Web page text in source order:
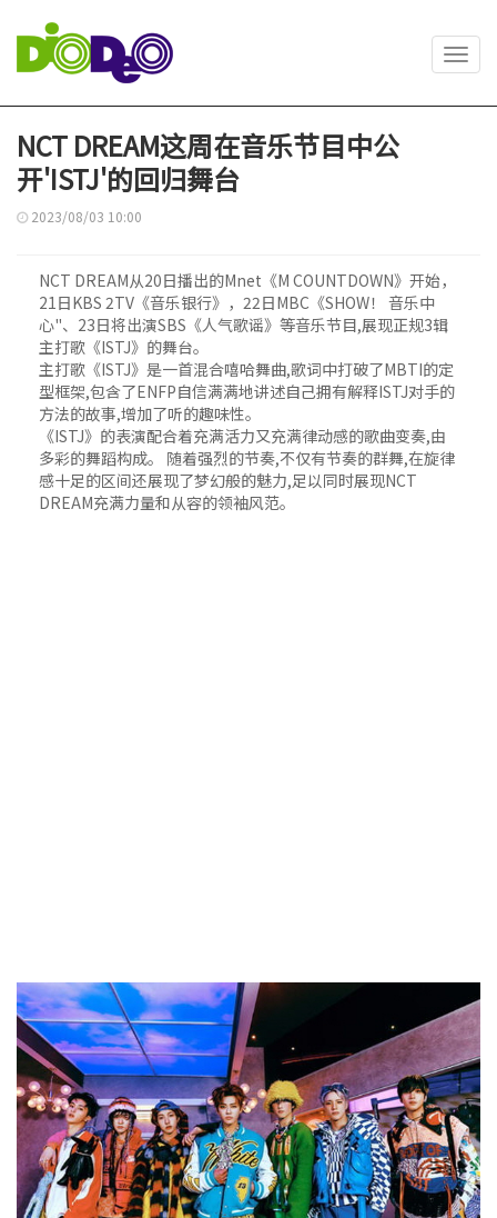
NCT DREAM这周在音乐节目中公
开'ISTJ'的回归舞台
2023/08/03 10:00
NCT DREAM从20日播出的Mnet《M COUNTDOWN》开始，
21日KBS 2TV《音乐银行》，22日MBC《SHOW！ 音乐中
心"、23日将出演SBS《人气歌谣》等音乐节目,展现正规3辑
主打歌《ISTJ》的舞台。
主打歌《ISTJ》是一首混合嘻哈舞曲,歌词中打破了MBTI的定
型框架,包含了ENFP自信满满地讲述自己拥有解释ISTJ对手的
方法的故事,增加了听的趣味性。
《ISTJ》的表演配合着充满活力又充满律动感的歌曲变奏,由
多彩的舞蹈构成。 随着强烈的节奏,不仅有节奏的群舞,在旋律
感十足的区间还展现了梦幻般的魅力,足以同时展现NCT
DREAM充满力量和从容的领袖风范。